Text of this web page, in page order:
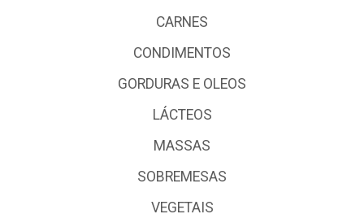
CARNES
CONDIMENTOS
GORDURAS E OLEOS
LÁCTEOS
MASSAS
SOBREMESAS
VEGETAIS